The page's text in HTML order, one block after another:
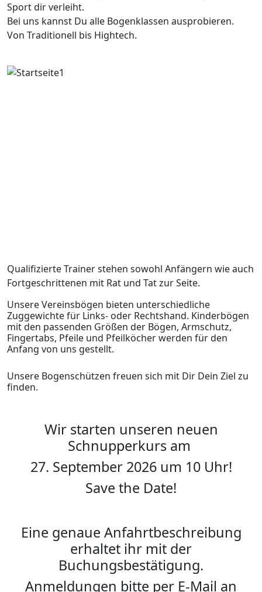
Sport dir verleiht.
Bei uns kannst Du alle Bogenklassen ausprobieren.
Von Traditionell bis Hightech.
Qualifizierte Trainer stehen sowohl Anfängern wie auch
Fortgeschrittenen mit Rat und Tat zur Seite.
Unsere Vereinsbögen bieten unterschiedliche
Zuggewichte für Links- oder Rechtshand. Kinderbögen
mit den passenden Größen der Bögen, Armschutz,
Fingertabs, Pfeile und Pfeilköcher werden für den
Anfang von uns gestellt.
Unsere Bogenschützen freuen sich mit Dir Dein Ziel zu
finden.
Wir starten unseren neuen
Schnupperkurs am
27. September 2026 um 10 Uhr!
Save the Date!
Eine genaue Anfahrtbeschreibung
erhaltet ihr mit der
Buchungsbestätigung.
Anmeldungen bitte per E-Mail an